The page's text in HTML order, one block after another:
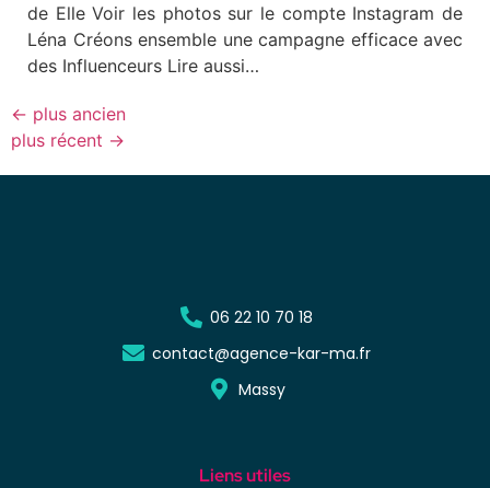
de Elle Voir les photos sur le compte Instagram de
Léna Créons ensemble une campagne efficace avec
des Influenceurs Lire aussi…
← plus ancien
plus récent →
06 22 10 70 18
contact@agence-kar-ma.fr
Massy
Liens utiles